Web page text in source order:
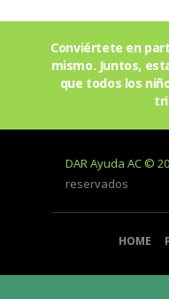
Conviértete en
mismo. Juntos,
que todos los
DAR Ayuda AC ©
reservados
HOME